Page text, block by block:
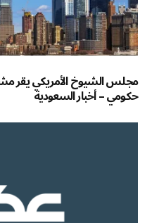
مجلس الشيوخ الأمريكي يقر
حكومي – أخبار السعودية